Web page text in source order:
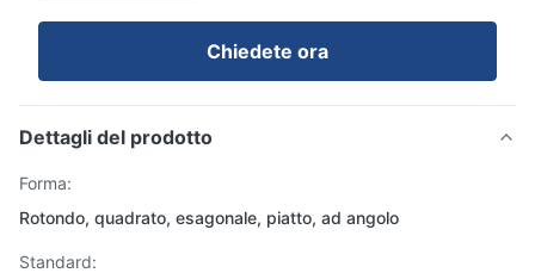
Chiedete ora
Dettagli del prodotto
Forma:
Rotondo, quadrato, esagonale, piatto, ad angolo
Standard: